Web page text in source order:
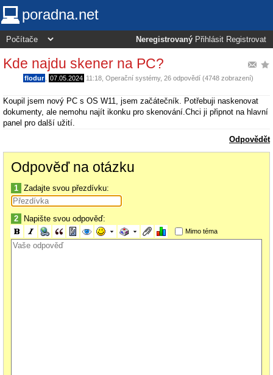
poradna.net
Neregistrovaný Přihlásit Registrovat
Kde najdu skener na PC?
flodur 07.05.2024 11:18 Operační systémy, 26 odpovědí (4748 zobrazení)
Koupil jsem nový PC s OS W11, jsem začátečník. Potřebuji naskenovat
dokumenty, ale nemohu najít ikonku pro skenování.Chci ji připnot na hlavní
panel pro další užití.
Odpovědět
Odpověď na otázku
1 Zadajte svou přezdívku:
2 Napište svou odpověď:
Mimo téma